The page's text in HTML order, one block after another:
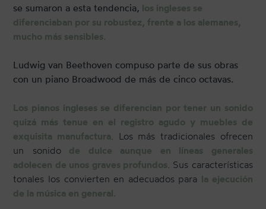
se sumaron a esta tendencia, los ingleses se
diferenciaban por su robustez, frente a los alemanes,
mucho más sensibles.
Ludwig van Beethoven compuso parte de sus obras
con un piano Broadwood de más de cinco octavas.
Los pianos ingleses se diferencian por tener un sonido
quizá más tenue en el registro agudo y muebles de
exquisita manufactura . Los más tradicionales ofrecen
un sonidode dulce aunque en líneas generales
adolecen de unos graves profundos . Sus características
tonales los convierten en adecuados para la ejecución
de la música en general.